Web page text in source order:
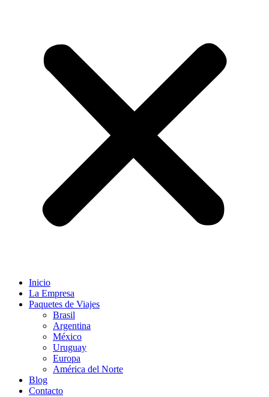
Inicio
La Empresa
Paquetes de Viajes
Brasil
Argentina
México
Uruguay
Europa
América del Norte
Blog
Contacto